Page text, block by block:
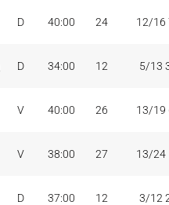
D 40:00 24 12/16
D 34:00 12 5/13
V 40:00 26 13/19
V 38:00 27 13/24
D 37:00 12 3/12